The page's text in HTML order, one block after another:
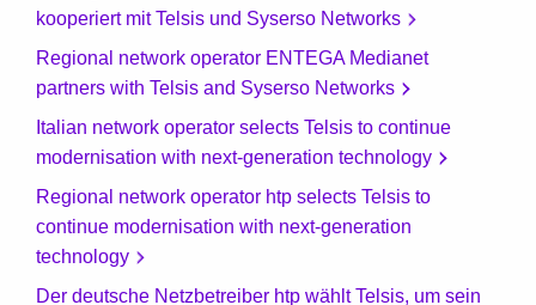
kooperiert mit Telsis und Syserso Networks
Regional network operator ENTEGA Medianet
partners with Telsis and Syserso Networks
Italian network operator selects Telsis to continue
modernisation with next-generation technology
Regional network operator htp selects Telsis to
continue modernisation with next-generation
technology
Der deutsche Netzbetreiber htp wählt Telsis, um sein